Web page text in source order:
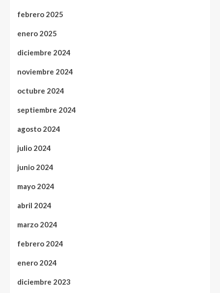
febrero 2025
enero 2025
diciembre 2024
noviembre 2024
octubre 2024
septiembre 2024
agosto 2024
julio 2024
junio 2024
mayo 2024
abril 2024
marzo 2024
febrero 2024
enero 2024
diciembre 2023